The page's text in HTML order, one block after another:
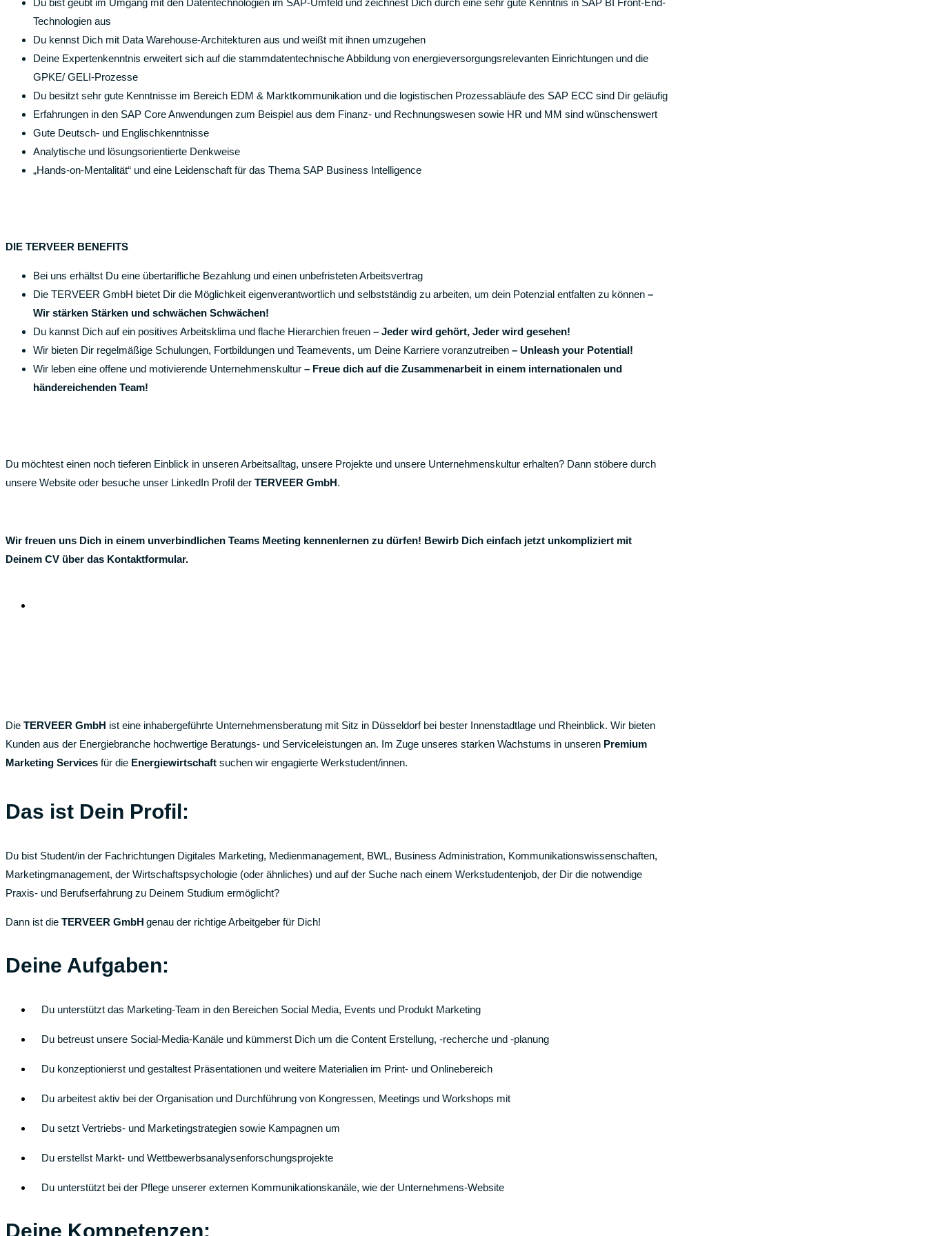
Du bist geübt im Umgang mit den Datentechnologien im SAP-Umfeld und zeichnest Dich durch eine sehr gute Kenntnis in SAP BI Front-End-
Technologien aus
Du kennst Dich mit Data Warehouse-Architekturen aus und weißt mit ihnen umzugehen
Deine Expertenkenntnis erweitert sich auf die stammdatentechnische Abbildung von energieversorgungsrelevanten Einrichtungen und die
GPKE/ GELI-Prozesse
Du besitzt sehr gute Kenntnisse im Bereich EDM & Marktkommunikation und die logistischen Prozessabläufe des SAP ECC sind Dir geläufig
Erfahrungen in den SAP Core Anwendungen zum Beispiel aus dem Finanz- und Rechnungswesen sowie HR und MM sind wünschenswert
Gute Deutsch- und Englischkenntnisse
Analytische und lösungsorientierte Denkweise
„Hands-on-Mentalität“ und eine Leidenschaft für das Thema SAP Business Intelligence
DIE TERVEER BENEFITS
Bei uns erhältst Du eine übertarifliche Bezahlung und einen unbefristeten Arbeitsvertrag
Die TERVEER GmbH bietet Dir die Möglichkeit eigenverantwortlich und selbstständig zu arbeiten, um dein Potenzial entfalten zu können –
Wir stärken Stärken und schwächen Schwächen!
Du kannst Dich auf ein positives Arbeitsklima und flache Hierarchien freuen – Jeder wird gehört, Jeder wird gesehen!
Wir bieten Dir regelmäßige Schulungen, Fortbildungen und Teamevents, um Deine Karriere voranzutreiben – Unleash your Potential!
Wir leben eine offene und motivierende Unternehmenskultur – Freue dich auf die Zusammenarbeit in einem internationalen und
händereichenden Team!
Du möchtest einen noch tieferen Einblick in unseren Arbeitsalltag, unsere Projekte und unsere Unternehmenskultur erhalten? Dann stöbere durch
unsere Website oder besuche unser LinkedIn Profil der TERVEER GmbH.
Wir freuen uns Dich in einem unverbindlichen Teams Meeting kennenlernen zu dürfen! Bewirb Dich einfach jetzt unkompliziert mit
Deinem CV über das Kontaktformular.
Die TERVEER GmbH ist eine inhabergeführte Unternehmensberatung mit Sitz in Düsseldorf bei bester Innenstadtlage und Rheinblick. Wir bieten
Kunden aus der Energiebranche hochwertige Beratungs- und Serviceleistungen an. Im Zuge unseres starken Wachstums in unseren Premium
Marketing Services für die Energiewirtschaft suchen wir engagierte Werkstudent/innen.
Das ist Dein Profil:
Du bist Student/in der Fachrichtungen Digitales Marketing, Medienmanagement, BWL, Business Administration, Kommunikationswissenschaften,
Marketingmanagement, der Wirtschaftspsychologie (oder ähnliches) und auf der Suche nach einem Werkstudentenjob, der Dir die notwendige
Praxis- und Berufserfahrung zu Deinem Studium ermöglicht?
Dann ist die TERVEER GmbH genau der richtige Arbeitgeber für Dich!
Deine Aufgaben:
Du unterstützt das Marketing-Team in den Bereichen Social Media, Events und Produkt Marketing
Du betreust unsere Social-Media-Kanäle und kümmerst Dich um die Content Erstellung, -recherche und -planung
Du konzeptionierst und gestaltest Präsentationen und weitere Materialien im Print- und Onlinebereich
Du arbeitest aktiv bei der Organisation und Durchführung von Kongressen, Meetings und Workshops mit
Du setzt Vertriebs- und Marketingstrategien sowie Kampagnen um
Du erstellst Markt- und Wettbewerbsanalysenforschungsprojekte
Du unterstützt bei der Pflege unserer externen Kommunikationskanäle, wie der Unternehmens-Website
Deine Kompetenzen: